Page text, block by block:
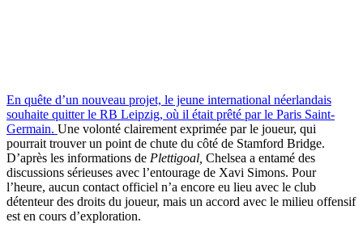
En quête d’un nouveau projet, le jeune international néerlandais
souhaite quitter le RB Leipzig, où il était prêté par le Paris Saint-
Germain. Une volonté clairement exprimée par le joueur, qui
pourrait trouver un point de chute du côté de Stamford Bridge.
D’après les informations de Plettigoal, Chelsea a entamé des
discussions sérieuses avec l’entourage de Xavi Simons. Pour
l’heure, aucun contact officiel n’a encore eu lieu avec le club
détenteur des droits du joueur, mais un accord avec le milieu offensif
est en cours d’exploration.